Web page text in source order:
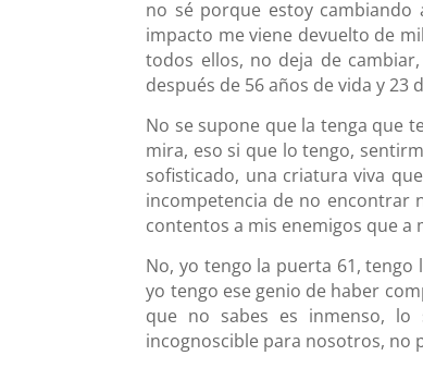
no sé porque estoy
impacto me viene devuelto de
todos ellos, no deja de
después de 56 años de vida y 23
No se supone que la tenga que
mira, eso si que lo tengo,
sofisticado, una criatura viva
incompetencia de no encontrar
contentos a mis enemigos que a
No, yo tengo la puerta 61,
yo tengo ese genio de haber
que no sabes es inmenso,
incognoscible para nosotros, no